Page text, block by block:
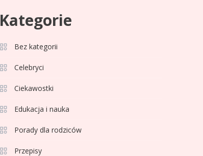
Kategorie
Bez kategorii
Celebryci
Ciekawostki
Edukacja i nauka
Porady dla rodziców
Przepisy
3
formy i statystyk
4
La Liga rankingi: Tabela,